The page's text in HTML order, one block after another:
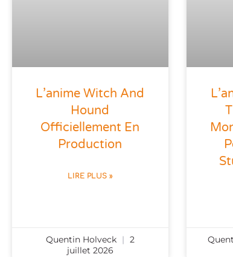
L’anime Witch And
Hound
Officiellement En
Production
LIRE PLUS »
Quentin Holveck
2
juillet 2026